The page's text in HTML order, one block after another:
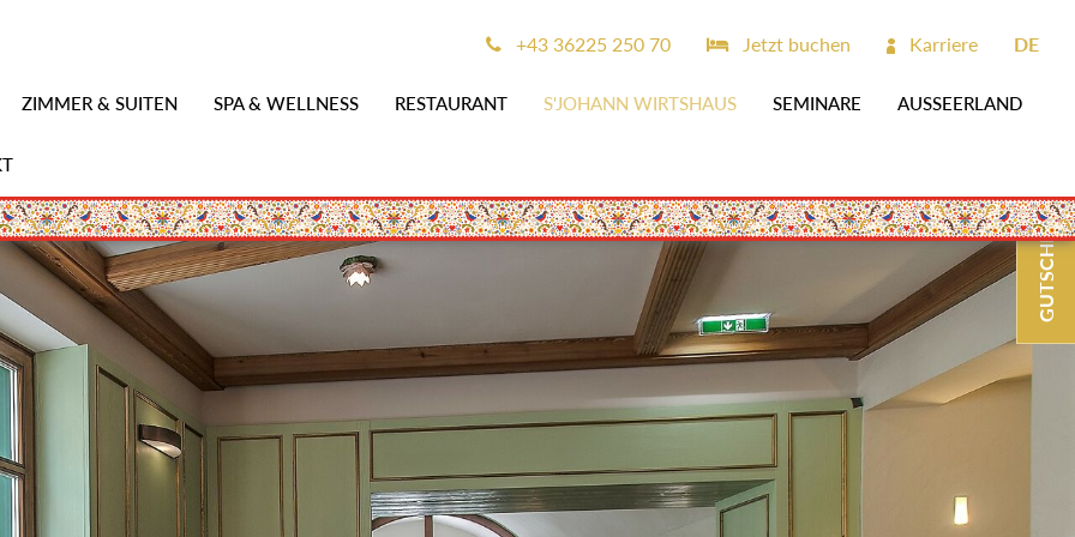
ZIMMER & SUITEN SPA & WELLNESS RESTAURANT S'JOHANN WIRTSHAUS SEMINARE AUSSEERLAND
+43 36225 250 70 Jetzt buchen Karriere DE
GUTSCHEINE